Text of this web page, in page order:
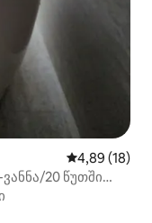
საშუალო
4,89 (18)
20 წუთში